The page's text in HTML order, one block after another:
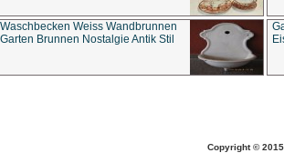
Waschbecken Weiss Wandbrunnen
Garten Brunnen Nostalgie Antik Stil
Copyright ©